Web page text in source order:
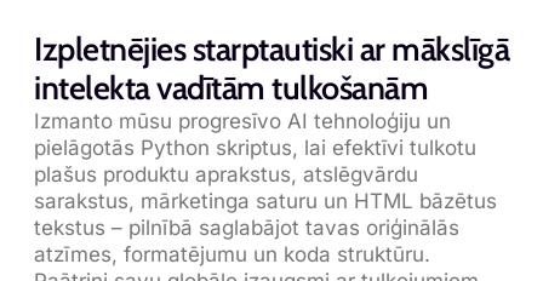
Izpletnējies starptautiski ar mākslīgā
intelekta vadītām tulkošanām
Izmanto mūsu progresīvo AI tehnoloģiju un
pielāgotās Python skriptus, lai efektīvi tulkotu
plašus produktu aprakstus, atslēgvārdu
sarakstus, mārketinga saturu un HTML bāzētus
tekstus – pilnībā saglabājot tavas oriģinālās
atzīmes, formatējumu un koda struktūru.